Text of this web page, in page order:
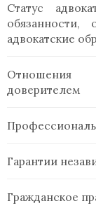
Статус
обязанности,
адвокатские
доверителем
Гарантии
Гражданское